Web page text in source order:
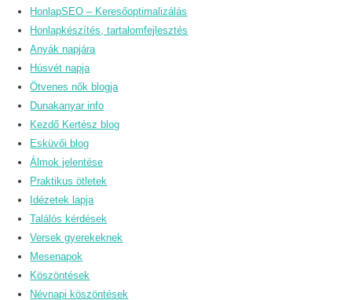
HonlapSEO – Keresőoptimalizálás
Honlapkészítés, tartalomfejlesztés
Anyák napjára
Húsvét napja
Ötvenes nők blogja
Dunakanyar info
Kezdő Kertész blog
Esküvői blog
Álmok jelentése
Praktikus ötletek
Idézetek lapja
Találós kérdések
Versek gyerekeknek
Mesenapok
Köszöntések
Névnapi köszöntések